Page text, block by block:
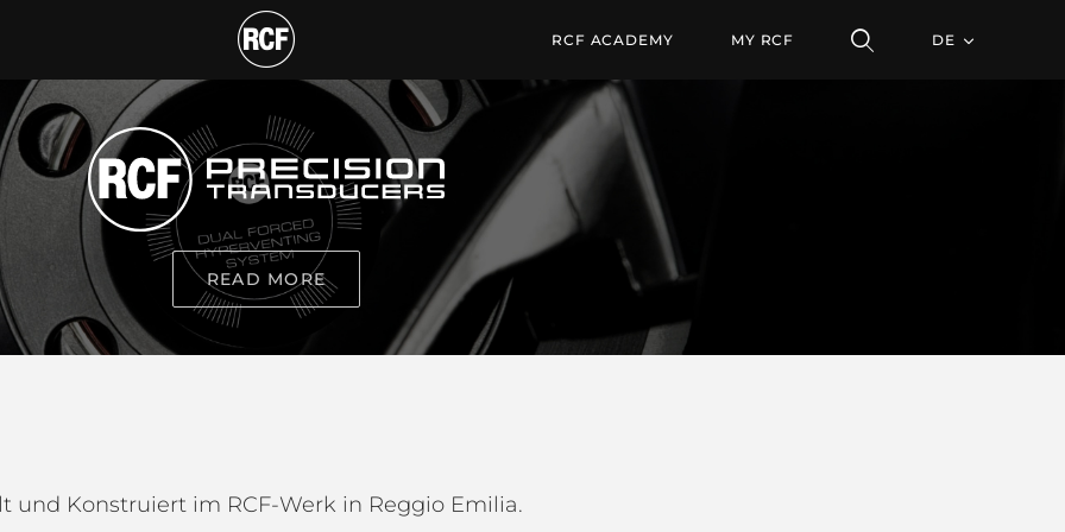
RCF ACADEMY MY RCF DE
READ MORE
und Konstruiert im RCF-Werk in Reggio Emilia.